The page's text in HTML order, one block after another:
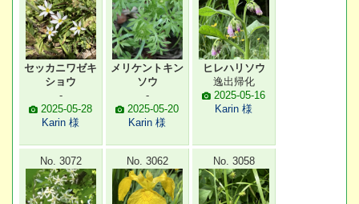
セッカニワゼキ
ショウ
-
2025-05-28
Karin 様
メリケントキン
ソウ
-
2025-05-20
Karin 様
ヒレハリソウ
逸出帰化
2025-05-16
Karin 様
No. 3072 No. 3062 No. 3058